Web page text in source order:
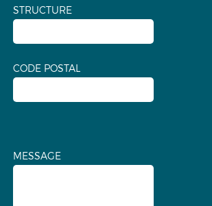
STRUCTURE
CODE POSTAL
MESSAGE